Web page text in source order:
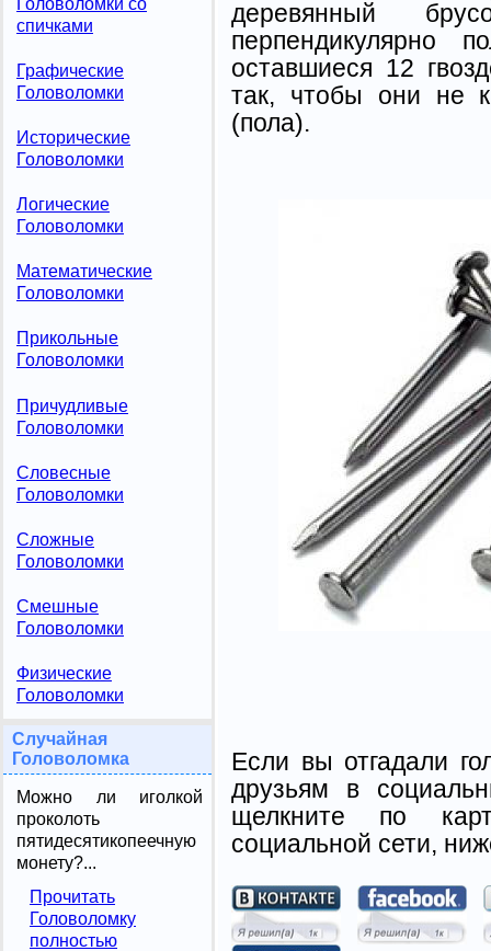
спичками
Графические
Головоломки
Исторические
Головоломки
Логические
Головоломки
Математические
Головоломки
Прикольные
Головоломки
Причудливые
Головоломки
Словесные
Головоломки
Сложные
Головоломки
Смешные
Головоломки
Физические
Головоломки
Случайная
Головоломка
Можно ли иголкой
проколоть
пятидесятикопеечную
монету?...
Прочитать
Головоломку
полностью
деревянный
перпендикулярно
оставшиеся 12
так, чтобы они не
(пола).
Если вы отгадали
друзьям в
щелкните по
социальной сети,